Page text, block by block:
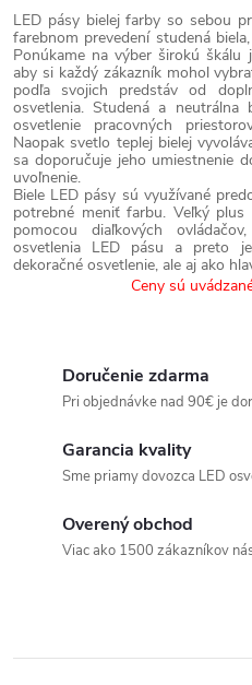
c
i
e
p
r
v
k
y
v
á
n
k
o
v
a
n
i
e
LED pásy bielej farby so sebou
farebnom prevedení studená
Ponúkame na výber širokú
aby si každý zákazník mohol
podľa svojich predstáv od
osvetlenia. Studená a
osvetlenie pracovných
Naopak svetlo teplej bielej
sa doporučuje jeho umiestnenie
uvoľnenie.
Biele LED pásy sú využívané
potrebné meniť farbu. Veľký
pomocou diaľkových
osvetlenia LED pásu a preto
dekoračné osvetlenie, ale aj ako
Ceny sú
Doručenie zdarma
Pri objednávke nad 90€ je
Garancia kvality
Sme priamy dovozca LED
Overený obchod
Viac ako 1500 zákazníkov